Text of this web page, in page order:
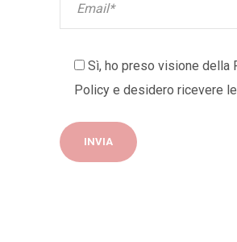
Sì, ho preso visione della
Policy e desidero ricevere